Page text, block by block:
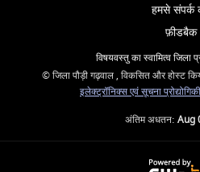
हमसे संपर्क
फ़ीडबैक
विषयवस्तु का स्वामित्व
© जिला पौड़ी गढ़वाल , विकसित और होस्ट
इलेक्ट्रॉनिक्स एवं सूचना
अंतिम अधतन: Aug